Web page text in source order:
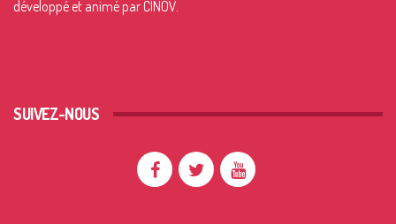
développé et animé par CINOV.
SUIVEZ-NOUS